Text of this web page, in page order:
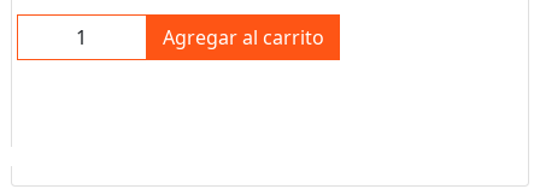
Agregar al carrito